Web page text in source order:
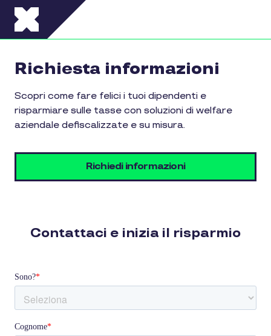
Salta al contenuto principale
Richiesta informazioni
Scopri come fare felici i tuoi dipendenti e
risparmiare sulle tasse con soluzioni di welfare
aziendale defiscalizzate e su misura.
Richiedi informazioni
Contattaci e inizia il risparmio